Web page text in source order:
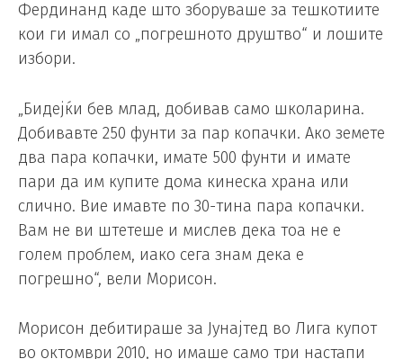
Фердинанд каде што зборуваше за тешкотиите
кои ги имал со „погрешното друштво“ и лошите
избори.
„Бидејќи бев млад, добивав само школарина.
Добивавте 250 фунти за пар копачки. Ако земете
два пара копачки, имате 500 фунти и имате
пари да им купите дома кинеска храна или
слично. Вие имавте по 30-тина пара копачки.
Вам не ви штетеше и мислев дека тоа не е
голем проблем, иако сега знам дека е
погрешно“, вели Морисон.
Морисон дебитираше за Јунајтед во Лига купот
во октомври 2010, но имаше само три настапи